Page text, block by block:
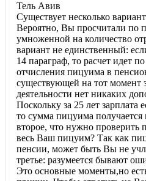
Тель Авив
Существует несколько
Вероятно, Вы просчитали по
умноженной на количество
вариант не единственный:
14 параграф, то расчет идет
отчисления пицуима в
существующей на тот момент
деятельности нет никаких
Поскольку за 25 лет зарплата
то сумма пицуима
второе, что нужно проверить
весь Ваш пицуим? Так как
пенсии, может быть Вы не
третье: разумеется бывают
Это основные моменты,но